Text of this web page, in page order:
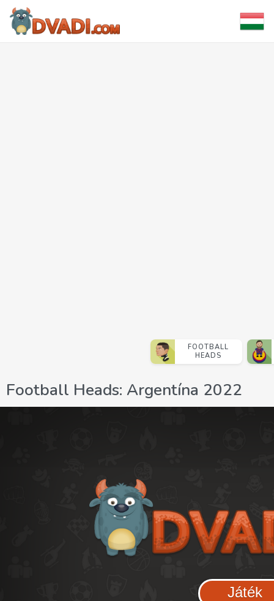
FOOTBALL
HEADS
Football Heads: Argentína 2022
Játék